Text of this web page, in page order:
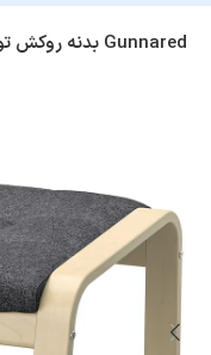
زیرپایی ایکیا POANG بدنه روکش توسکا، کوسن طوسی تیره Gunnared